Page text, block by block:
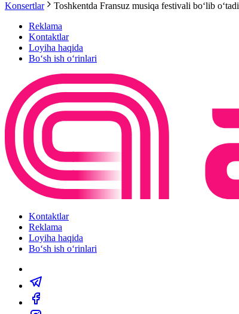
Konsertlar
Toshkentda Fransuz musiqa festivali boʻlib oʻtadi
Reklama
Kontaktlar
Loyiha haqida
Bo‘sh ish o‘rinlari
Kontaktlar
Reklama
Loyiha haqida
Bo‘sh ish o‘rinlari